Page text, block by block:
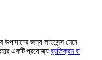
জন্য লাইসেন্স মেনে
একটি প্রযোজ্যব্যতিক্রম বা